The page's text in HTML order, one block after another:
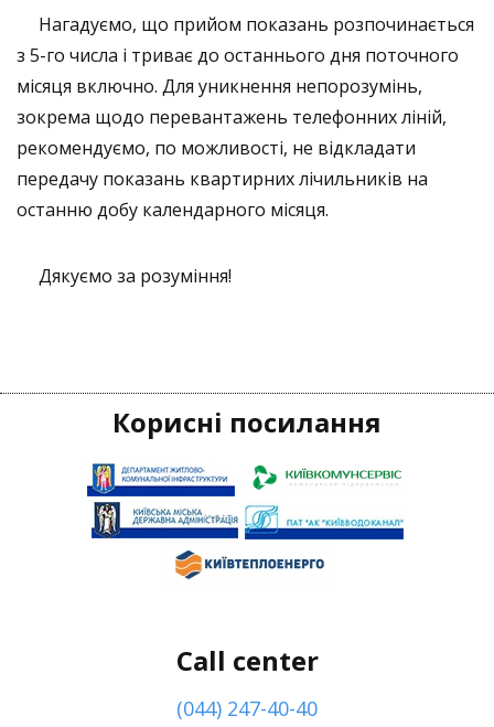
​ Нагадуємо, що прийом показань розпочинається
з 5-го числа і триває до останнього дня поточного
місяця включно. Для уникнення непорозумінь,
зокрема щодо перевантажень телефонних ліній,
рекомендуємо, по можливості, не відкладати
передачу показань квартирних лічильників на
останню добу календарного місяця.
Дякуємо за розуміння!
Корисні посилання
Call center
(044) 247-40-40